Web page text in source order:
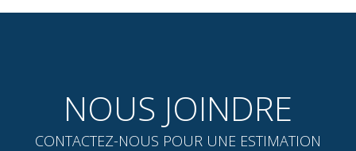
NOUS JOINDRE
CONTACTEZ-NOUS POUR UNE ESTIMATION